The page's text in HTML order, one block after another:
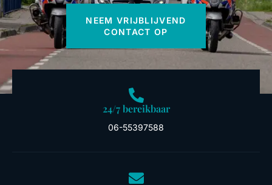
NEEM VRIJBLIJVEND
CONTACT OP
24/7 bereikbaar
06-55397588